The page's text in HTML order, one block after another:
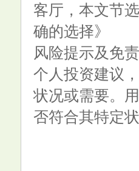
客厅，本文节
确的选择​》
风险提示及免
个人投资建议
状况或需要。
否符合其特定